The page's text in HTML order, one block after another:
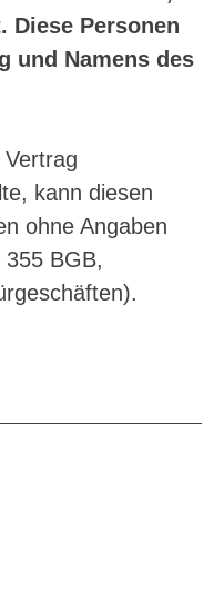
Diese Personen
und Namens des
kann diesen
ohne Angaben
BGB,